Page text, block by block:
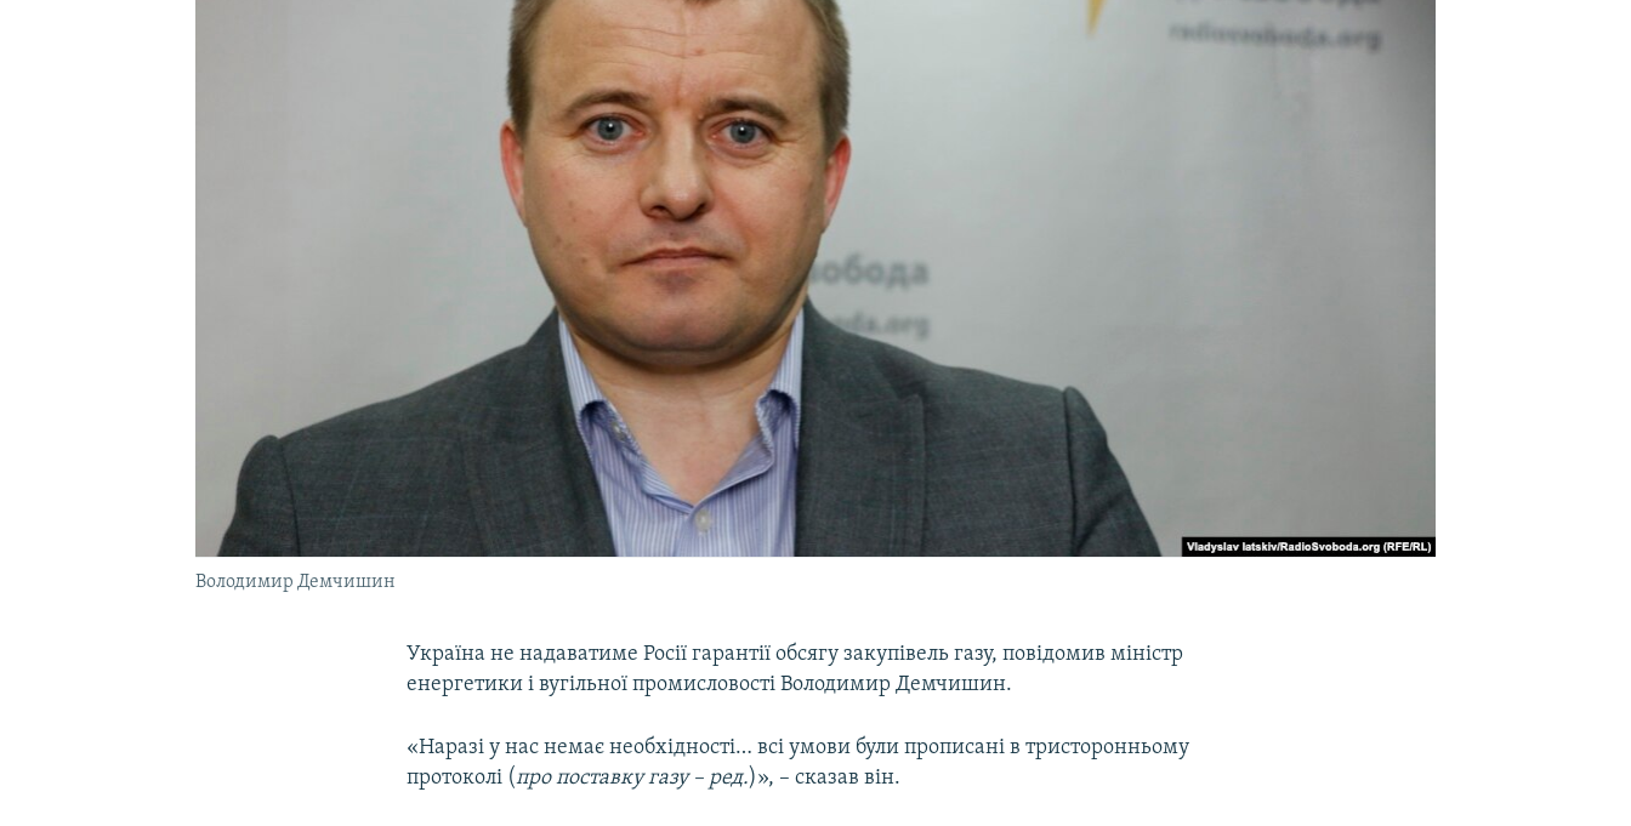
Володимир Демчишин
Україна не надаватиме Росії гарантії обсягу закупівель газу, повідомив міністр
енергетики і вугільної промисловості Володимир Демчишин.
«Наразі у нас немає необхідності… всі умови були прописані в тристоронньому
протоколі (про поставку газу – ред.)», – сказав він.